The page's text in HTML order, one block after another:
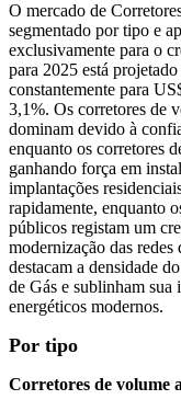
O mercado de
segmentado por tipo e
exclusivamente para o
para 2025 está
constantemente para
3,1%. Os corretores de
dominam devido à
enquanto os corretores
ganhando força em
implantações
rapidamente, enquanto
públicos registam um
modernização das redes
destacam a densidade
de Gás e sublinham sua
energéticos modernos.
Por tipo
Corretores de volume